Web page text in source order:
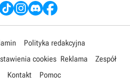
Polityka redakcyjna
cookies Reklama
Zespół
Kontakt Pomoc